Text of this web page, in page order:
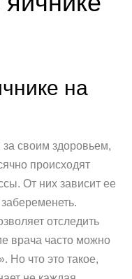
на
своим здоровьем,
происходят
От них зависит ее
отследить
врача часто можно
Но что это такое,